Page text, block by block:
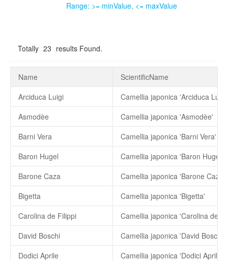
Range: >= minValue, <= maxValue
Totally 23 results Found.
Name
ScientificName
Arciduca Luigi
Camellia japonica 'Arciduca Luigi'
Asmodèe
Camellia japonica 'Asmodèe'
Barni Vera
Camellia japonica 'Barni Vera'
Baron Hugel
Camellia japonica 'Baron Hugel'
Barone Caza
Camellia japonica 'Barone Caza'
Bigetta
Camellia japonica 'Bigetta'
Carolina de Filippi
Camellia japonica 'Carolina de
David Boschi
Camellia japonica 'David Boschi'
Dodici Aprile
Camellia japonica 'Dodici Aprile'